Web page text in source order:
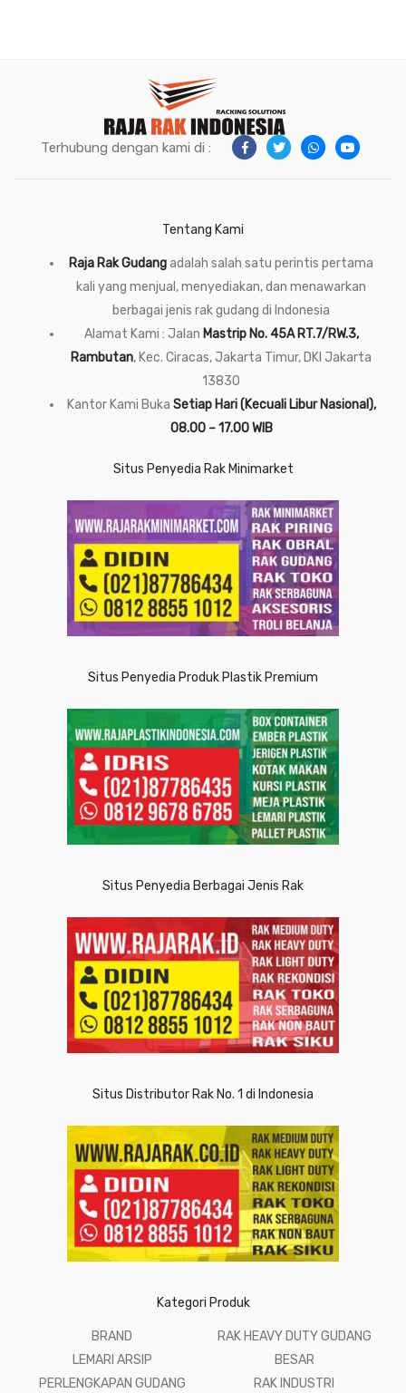
Terhubung dengan kami di :
Tentang Kami
Raja Rak Gudangadalah salah satu perintis pertama
kali yang menjual, menyediakan, dan menawarkan
berbagai jenis rak gudang di Indonesia
Alamat Kami : Jalan Mastrip No. 45A RT.7/RW.3,
Rambutan, Kec. Ciracas, Jakarta Timur, DKI Jakarta
13830
Kantor Kami Buka Setiap Hari (Kecuali Libur Nasional),
08.00 – 17.00 WIB
Situs Penyedia Rak Minimarket
Situs Penyedia Produk Plastik Premium
Situs Penyedia Berbagai Jenis Rak
Situs Distributor Rak No. 1 di Indonesia
Kategori Produk
BRAND
LEMARI ARSIP
PERLENGKAPAN GUDANG
RAK HEAVY DUTY GUDANG
BESAR
RAK INDUSTRI